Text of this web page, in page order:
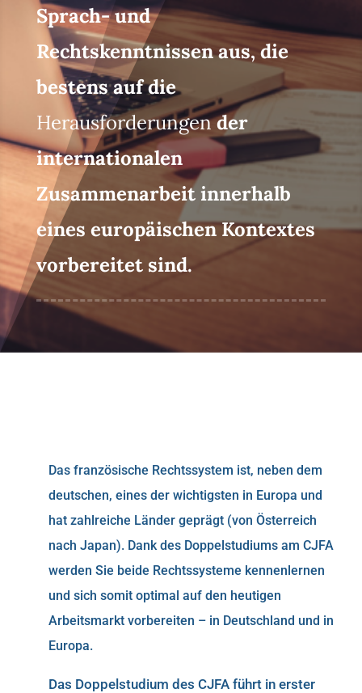
Sprach- und
Rechtskenntnissen aus, die
bestens auf die
Herausforderungender
internationalen
Zusammenarbeit innerhalb
eines europäischen Kontextes
vorbereitet sind.
Das französische Rechtssystem ist, neben dem
deutschen, eines der wichtigsten in Europa und
hat zahlreiche Länder geprägt (von Österreich
nach Japan). Dank des Doppelstudiums am CJFA
werden Sie beide Rechtssysteme kennenlernen
und sich somit optimal auf den heutigen
Arbeitsmarkt vorbereiten – in Deutschland und in
Europa.
Das Doppelstudium des CJFA führt in erster